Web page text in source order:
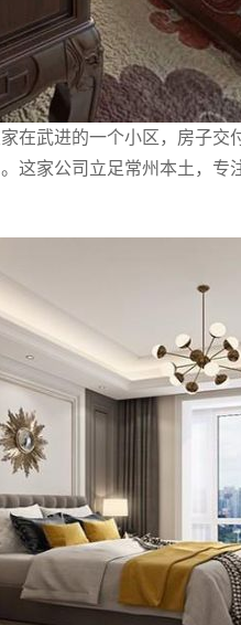
在武进的一个小区，房子交
这家公司立足常州本土，